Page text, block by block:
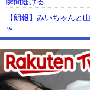
【朗報】みいちゃんと
ｗ
っちゃうけどどうする
【動画】USJの禁止エ
ても止まらない事態に